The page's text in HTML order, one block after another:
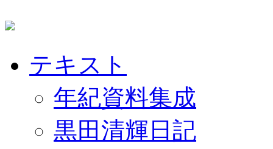
テキスト
年紀資料集成
黒田清輝日記